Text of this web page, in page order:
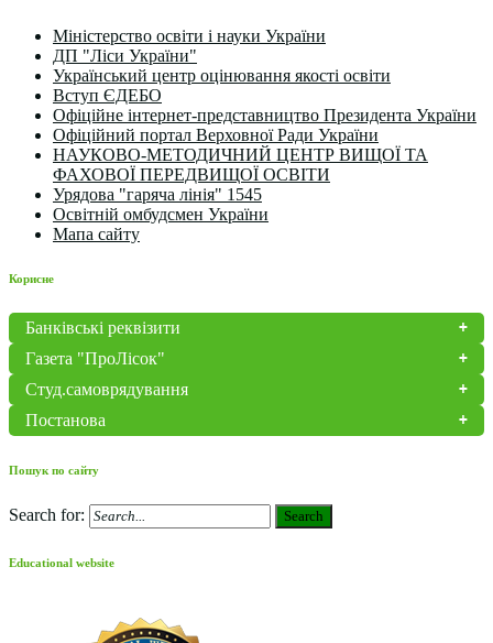
Міністерство освіти і науки України
ДП "Ліси України"
Український центр оцінювання якості освіти
Вступ ЄДЕБО
Офіційне інтернет-представництво Президента України
Офіційний портал Верховної Ради України
НАУКОВО-МЕТОДИЧНИЙ ЦЕНТР ВИЩОЇ ТА
ФАХОВОЇ ПЕРЕДВИЩОЇ ОСВІТИ
Урядова "гаряча лінія" 1545
Освітній омбудсмен України
Мапа сайту
Корисне
Банківські реквізити
Газета "ПроЛісок"
Студ.самоврядування
Постанова
Пошук по сайту
Search for: Search
Educational website